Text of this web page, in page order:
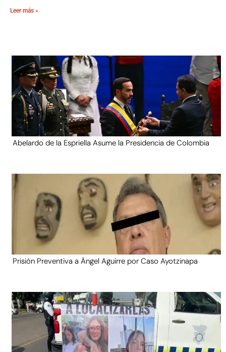
Leer más »
Abelardo de la Espriella Asume la Presidencia de Colombia
Prisión Preventiva a Ángel Aguirre por Caso Ayotzinapa